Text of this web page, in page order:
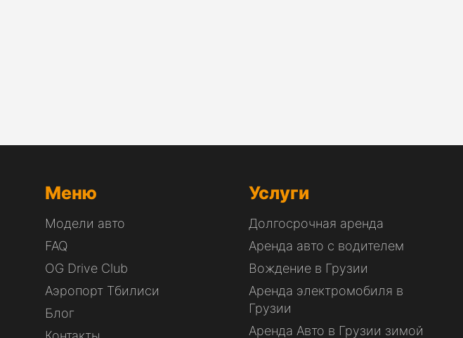
Меню
Модели авто
FAQ
OG Drive Club
Аэропорт Тбилиси
Блог
Услуги
Долгосрочная аренда
Аренда авто с водителем
Вождение в Грузии
Аренда электромобиля в
Грузии
Аренда Авто в Грузии зимой